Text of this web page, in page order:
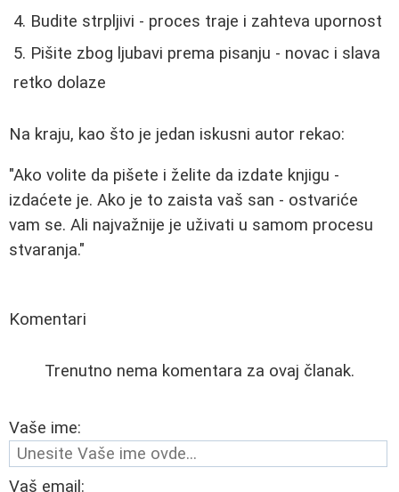
Budite strpljivi - proces traje i zahteva upornost
Pišite zbog ljubavi prema pisanju - novac i slava
retko dolaze
Na kraju, kao što je jedan iskusni autor rekao:
"Ako volite da pišete i želite da izdate knjigu -
izdaćete je. Ako je to zaista vaš san - ostvariće
vam se. Ali najvažnije je uživati u samom procesu
stvaranja."
Komentari
Trenutno nema komentara za ovaj članak.
Vaše ime:
Vaš email: